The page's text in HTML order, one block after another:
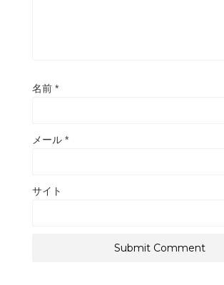
名前 *
メール *
サイト